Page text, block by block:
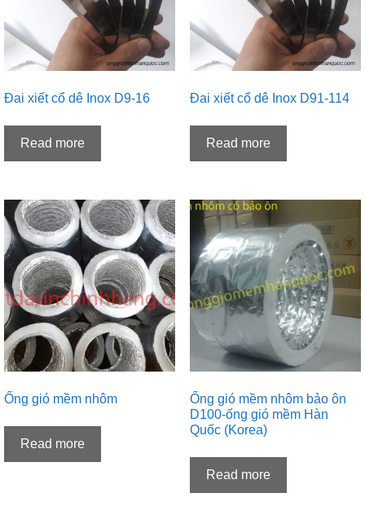
Đai xiết cổ dê Inox D9-16
Read more
Đai xiết cổ dê Inox D91-114
Read more
Ống gió mềm nhôm
Read more
Ống gió mềm nhôm bảo ôn
D100-ống gió mềm Hàn
Quốc (Korea)
Read more